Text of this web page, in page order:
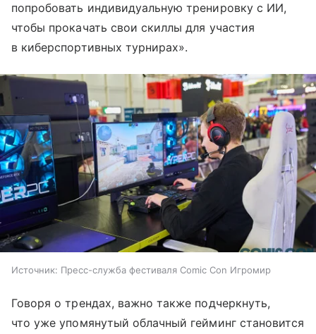
попробовать индивидуальную тренировку с ИИ,
чтобы прокачать свои скиллы для участия
в киберспортивных турнирах».
Источник: Пресс-служба фестиваля Comic Con Игромир
Говоря о трендах, важно также подчеркнуть,
что уже упомянутый облачный гейминг становится